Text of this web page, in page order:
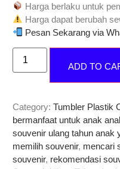
Harga berlaku untuk
Harga dapat berubah
Pesan Sekarang via
ADD TO
Category: Tumbler Plastik
bermanfaat untuk anak
souvenir ulang tahun anak
memilih souvenir, mencari
souvenir, rekomendasi